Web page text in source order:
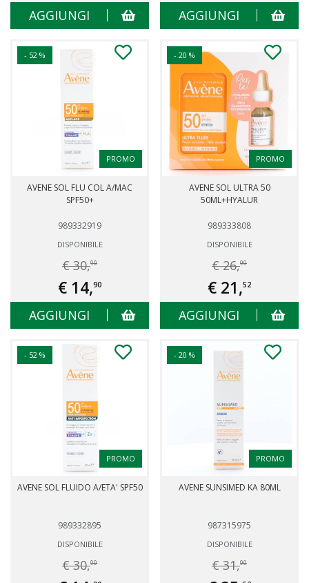
AGGIUNGI AGGIUNGI
- 52 %
PROMO
AVENE SOL FLU COL A/MAC
SPF50+
989332919
DISPONIBILE
€ 30,90
€ 14,90
AGGIUNGI
- 20 %
PROMO
AVENE SOL ULTRA 50
50ML+HYALUR
989333808
DISPONIBILE
€ 26,90
€ 21,52
AGGIUNGI
- 52 %
PROMO
AVENE SOL FLUIDO A/ETA' SPF50
989332895
DISPONIBILE
€ 30,90
- 20 %
PROMO
AVENE SUNSIMED KA 80ML
987315975
DISPONIBILE
€ 31,90